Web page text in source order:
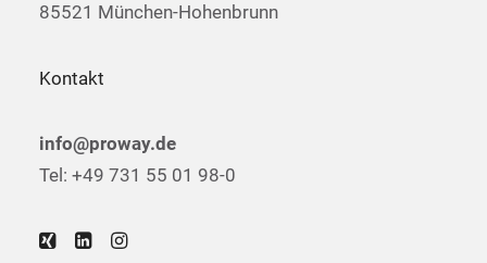
85521 München-Hohenbrunn
Kontakt
info@proway.de
Tel: +49 731 55 01 98-0